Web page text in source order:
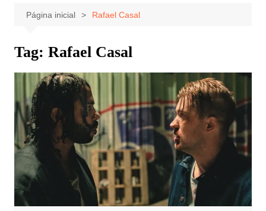
Página inicial Rafael Casal
Tag: Rafael Casal